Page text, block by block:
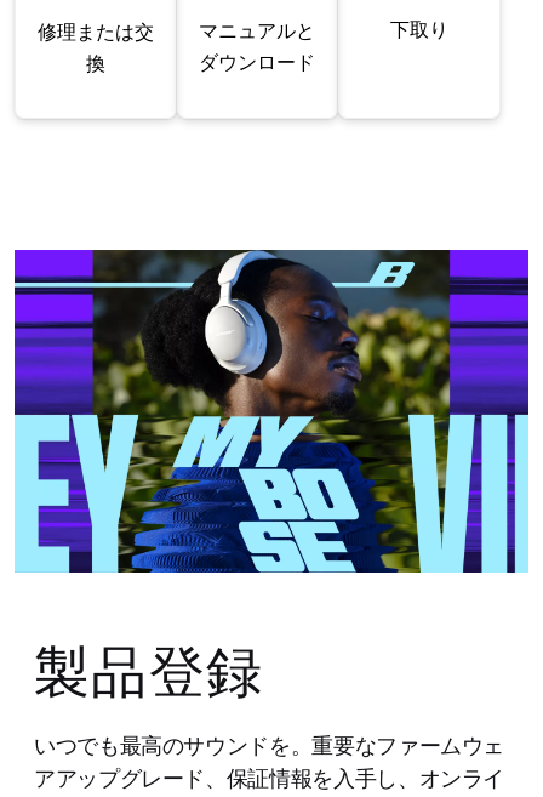
修理または交
換
マニュアルと
ダウンロード
下取り
製品登録
いつでも最高のサウンドを。重要なファームウェ
アアップグレード、保証情報を入手し、オンライ